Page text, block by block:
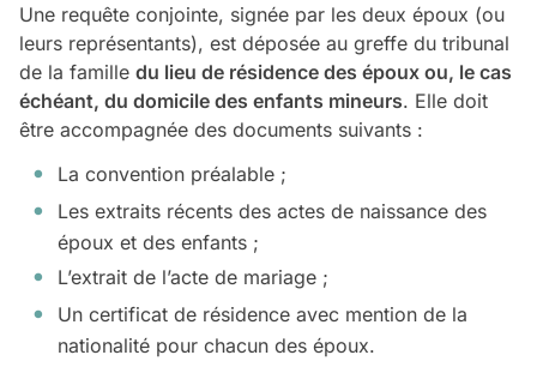
Une requête conjointe, signée par les deux époux (ou
leurs représentants), est déposée au greffe du tribunal
de la famille du lieu de résidence des époux ou, le cas
échéant, du domicile des enfants mineurs. Elle doit
être accompagnée des documents suivants :
La convention préalable ;
Les extraits récents des actes de naissance des
époux et des enfants ;
L’extrait de l’acte de mariage ;
Un certificat de résidence avec mention de la
nationalité pour chacun des époux.